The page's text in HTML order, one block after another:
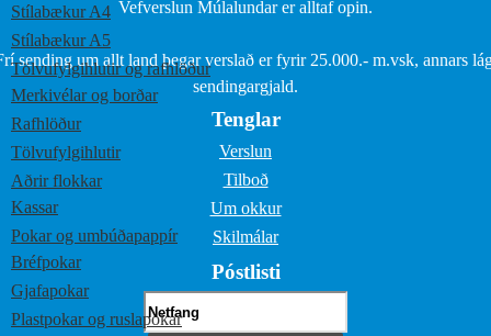
Stílabækur A4
Stílabækur A5
Tölvufylgihlutir og rafhlöður
Merkivélar og borðar
Rafhlöður
Tölvufylgihlutir
Aðrir flokkar
Kassar
Pokar og umbúðapappír
Bréfpokar
Gjafapokar
Plastpokar og ruslapokar
Vefverslun Múlalundar er alltaf opin.
sending um allt land þegar verslað er fyrir 25.000.- m.vsk, annars
sendingargjald.
Tenglar
Verslun
Tilboð
Um okkur
Skilmálar
Póstlisti